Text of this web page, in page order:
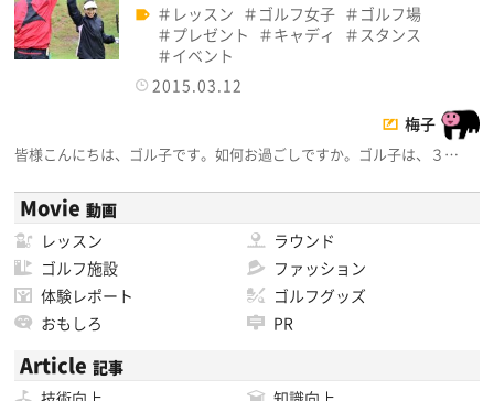
レッスン ゴルフ女子
ゴルフ場
プレゼント
キャディ
スタンス
イベント
2015.03.12
梅子
皆様こんにちは、ゴル子です。如何お過ごしですか。ゴル子は、３…
Movie 動画
レッスン
ラウンド
ゴルフ施設
ファッション
体験レポート
ゴルフグッズ
おもしろ
PR
Article 記事